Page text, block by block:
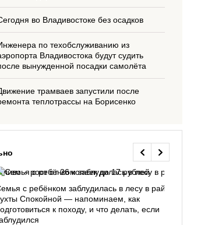
во Владивостоке без осадков
по техобслуживанию из
Владивостока будут судить
вынужденной посадки самолёта
трамваев запустили после
теплотрассы на Борисенко
с ребёнком заблудилась в лесу в районе
Спокойной — напоминаем, как
к походу, и что делать, если